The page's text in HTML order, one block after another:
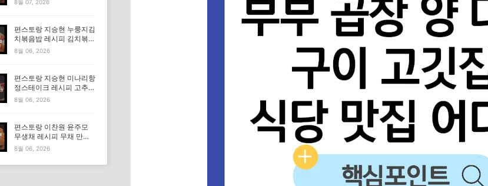
8월 07, 2026
편스토랑 지승현 누룽지김
치볶음밥 레시피 김치볶음
밥 만드는법
8월 06, 2026
편스토랑 지승현 미나리항
정스테이크 레시피 고추장
마요소스 만드는법
8월 06, 2026
편스토랑 이찬원 윤주모
무생채 레시피 무채 만드
는법
8월 06, 2026